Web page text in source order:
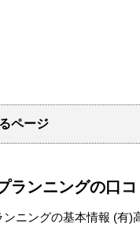
ページ
ランニングの口
ンニングの基本情報 (有)